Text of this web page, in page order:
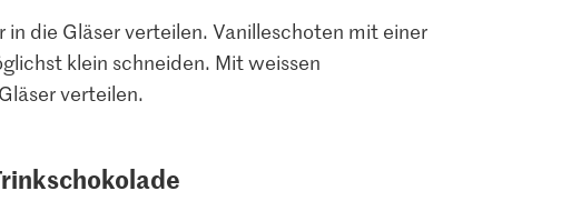
in die Gläser verteilen. Vanilleschoten mit einer
klein schneiden. Mit weissen
verteilen.